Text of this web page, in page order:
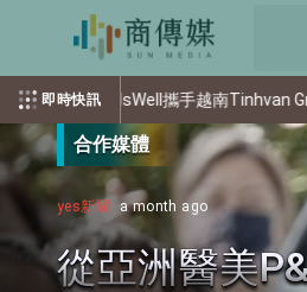
即時快訊
攜手越南Tinhvan Group 強化AI開
合作媒體
yes新聞 a month ago
從亞洲醫美